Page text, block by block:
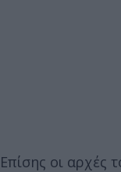
Επίσης οι αρχές